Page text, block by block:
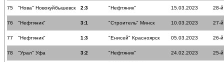
75 "Нова" Новокуйбышевск 2:3 "Нефтяник" 15.03.2023 28-й
76 "Нефтяник" 3:1 "Строитель" Минск 10.03.2023 27-й
77 "Нефтяник" 1:3 "Енисей" Красноярск 05.03.2023 26-й
78 "Урал" Уфа 3:2 "Нефтяник" 24.02.2023 25-й